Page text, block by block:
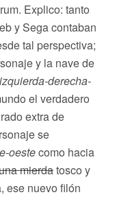
Explico: tanto
y Sega contaban
tal perspectiva;
y la nave de
izquierda-derecha-
el verdadero
extra de
se
oestecomo hacia
mierdatosco y
ese nuevo filón